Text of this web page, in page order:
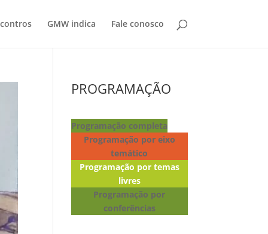
GMW indica Fale conosco
PROGRAMAÇÃO
Programação completa
Programação por eixo
temático
Programação por temas
livres
Programação por
conferências